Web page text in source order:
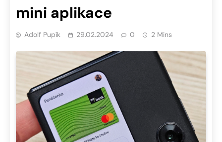
mini aplikace
Adolf Pupík 29.02.2024 0 2 Mins